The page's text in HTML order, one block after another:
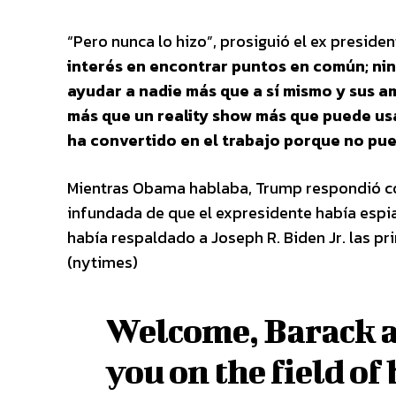
“Pero nunca lo hizo”, prosiguió el ex
interés en encontrar puntos en común;
ayudar a nadie más que a sí mismo y
más que un reality show más que puede
ha convertido en el trabajo porque no
Mientras Obama hablaba, Trump
infundada de que el expresidente había
había respaldado a Joseph R. Biden Jr. las
(nytimes)
Welcome, Barack
you on the field of